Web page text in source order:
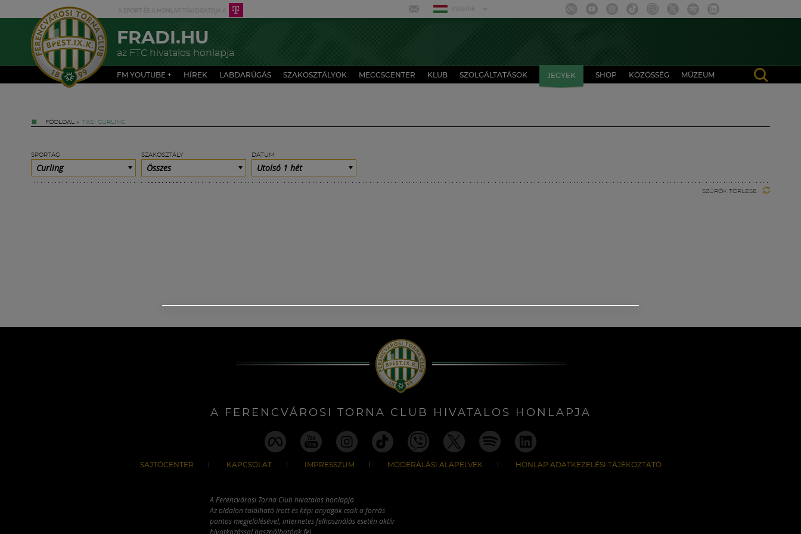
MAGYAR
FRADI.HU
az FTC hivatalos honlapja
FM YOUTUBE + HÍREK LABDARÚGÁS SZAKOSZTÁLYOK MECCSCENTER KLUB SZOLGÁLTATÁSOK JEGYEK SHOP KÖZÖSSÉG MÚZEUM
FŐOLDAL » TAG: CURLING
SPORTÁG
Curling
SZAKOSZTÁLY
Összes
DÁTUM
Utolsó 1 hét
SZŰRŐK TÖRLÉSE
A FERENCVÁROSI TORNA CLUB HIVATALOS HONLAPJA
SAJTÓCENTER KAPCSOLAT IMPRESSZUM MODERÁLÁSI ALAPELVEK HONLAP ADATKEZELÉSI TÁJÉKOZTATÓ
A Ferencvárosi Torna Club hivatalos honlapja
Az oldalon található írott és képi anyagok csak a forrás
pontos megjelölésével, internetes felhasználás esetén aktív
hivatkozással használhatóak fel.